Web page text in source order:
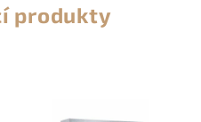
produkty